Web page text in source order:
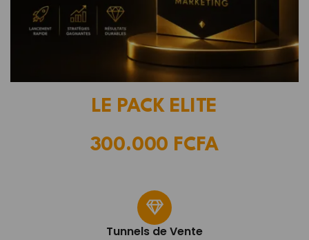
LE PACK ELITE
300.000 FCFA
Tunnels de Vente